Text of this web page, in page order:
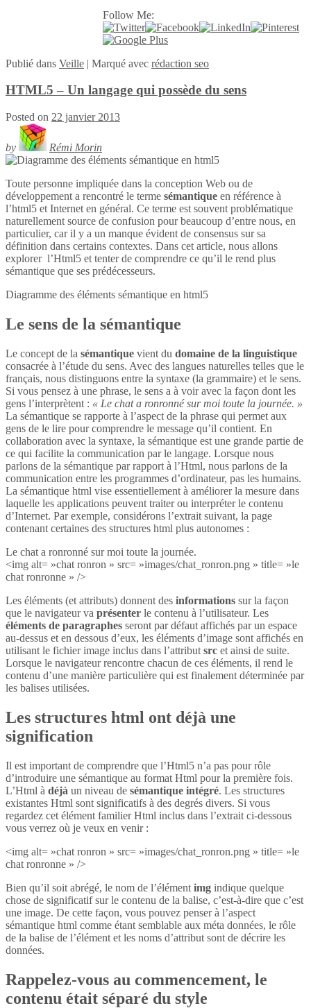
Follow Me:
Publié dans Veille | Marqué avec rédaction seo
HTML5 – Un langage qui possède du sens
Posted on 22 janvier 2013
by Rémi Morin
Toute personne impliquée dans la conception Web ou de
développement a rencontré le terme sémantique en référence à
l’html5 et Internet en général. Ce terme est souvent problématique
naturellement source de confusion pour beaucoup d’entre nous, en
particulier, car il y a un manque évident de consensus sur sa
définition dans certains contextes. Dans cet article, nous allons
explorer l’Html5 et tenter de comprendre ce qu’il le rend plus
sémantique que ses prédécesseurs.
Diagramme des éléments sémantique en html5
Le sens de la sémantique
Le concept de la sémantique vient du domaine de la linguistique
consacrée à l’étude du sens. Avec des langues naturelles telles que le
français, nous distinguons entre la syntaxe (la grammaire) et le sens.
Si vous pensez à une phrase, le sens a à voir avec la façon dont les
gens l’interprètent : « Le chat a ronronné sur moi toute la journée. »
La sémantique se rapporte à l’aspect de la phrase qui permet aux
gens de le lire pour comprendre le message qu’il contient. En
collaboration avec la syntaxe, la sémantique est une grande partie de
ce qui facilite la communication par le langage. Lorsque nous
parlons de la sémantique par rapport à l’Html, nous parlons de la
communication entre les programmes d’ordinateur, pas les humains.
La sémantique html vise essentiellement à améliorer la mesure dans
laquelle les applications peuvent traiter ou interpréter le contenu
d’Internet. Par exemple, considérons l’extrait suivant, la page
contenant certaines des structures html plus autonomes :
Le chat a ronronné sur moi toute la journée.
<img alt= »chat ronron » src= »images/chat_ronron.png » title= »le
chat ronronne » />
Les éléments (et attributs) donnent des informations sur la façon
que le navigateur va présenter le contenu à l’utilisateur. Les
éléments de paragraphes seront par défaut affichés par un espace
au-dessus et en dessous d’eux, les éléments d’image sont affichés en
utilisant le fichier image inclus dans l’attribut src et ainsi de suite.
Lorsque le navigateur rencontre chacun de ces éléments, il rend le
contenu d’une manière particulière qui est finalement déterminée par
les balises utilisées.
Les structures html ont déjà une
signification
Il est important de comprendre que l’Html5 n’a pas pour rôle
d’introduire une sémantique au format Html pour la première fois.
L’Html à déjà un niveau de sémantique intégré. Les structures
existantes Html sont significatifs à des degrés divers. Si vous
regardez cet élément familier Html inclus dans l’extrait ci-dessous
vous verrez où je veux en venir :
<img alt= »chat ronron » src= »images/chat_ronron.png » title= »le
chat ronronne » />
Bien qu’il soit abrégé, le nom de l’élément img indique quelque
chose de significatif sur le contenu de la balise, c’est-à-dire que c’est
une image. De cette façon, vous pouvez penser à l’aspect
sémantique html comme étant semblable aux méta données, le rôle
de la balise de l’élément et les noms d’attribut sont de décrire les
données.
Rappelez-vous au commencement, le
contenu était séparé du style